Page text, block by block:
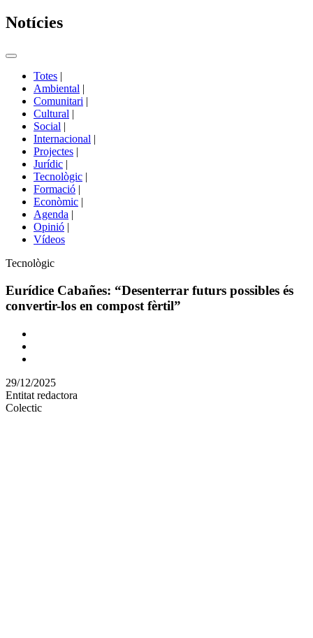
Notícies
Commutador
portals
Totes |
Ambiental |
Comunitari |
Cultural |
Social |
Internacional |
Projectes |
Jurídic |
Tecnològic |
Formació |
Econòmic |
Agenda |
Opinió |
Vídeos
Àmbit
la
Tecnològic
Eurídice Cabañes: “Desenterrar futurs possibles és
convertir-los en compost fèrtil”
Comparteix
altres
xarxes
socials
29/12/2025
Entitat redactora
Colectic